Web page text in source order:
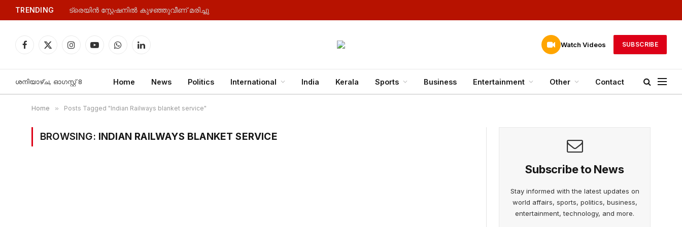
TRENDING ട്രെയിൻ സ്റ്റേഷനിൽ കുഴഞ്ഞുവീണ് മരിച്ചു
Facebook
X
InstagramYouTubeWhatsAppLinkedIn
Watch Videos SUBSCRIBE
ശനിയാഴ്‌ച, ഓഗസ്റ്റ്‌ 8 Home News Politics International India Kerala Sports Business Entertainment Other Contact
Home » Posts Tagged "Indian Railways blanket service"
BROWSING: INDIAN RAILWAYS BLANKET SERVICE
Subscribe to News
Stay informed with the latest updates on
world affairs, sports, politics, business,
entertainment, technology, and more.